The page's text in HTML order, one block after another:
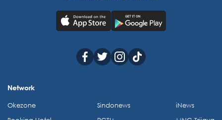
Network
Okezone
Sindonews
iNews